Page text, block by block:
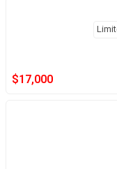
$17,000